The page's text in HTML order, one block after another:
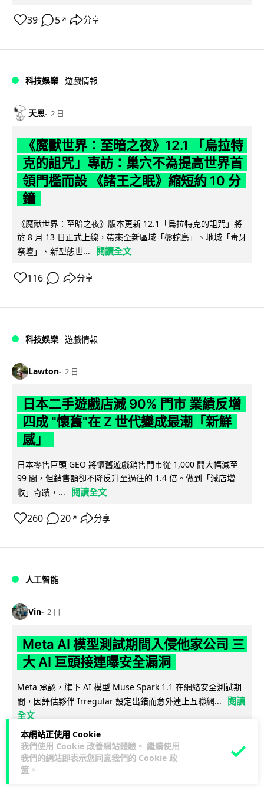
本網站正使用 Cookie
我們使用 Cookie 改善網站體驗。 繼續使用
我們的網站即表示您同意我們的 Cookie 政
策 。
39 5 ↗ 分享
科技娛樂 遊戲情報
天恩 2 日
《魔獸世界：至暗之夜》12.1 「烏拉特
克的詛咒」專訪：巢穴不為提高世界首
領門檻而設 《諸王之眠》縮短約 10 分
鐘
《魔獸世界：至暗之夜》版本更新 12.1「烏拉特克的詛咒」將
於 8 月 13 日正式上線，帶來全新區域「盤蛇島」、地城「毒牙
祭壇」、新型態世...
閱讀全文
116 分享
科技娛樂 遊戲情報
Lawton 2 日
日本二手遊戲店減 90% 門市 業績反增
四成 "懷舊"在 Z 世代變成最潮「新鮮
感」
日本零售巨頭 GEO 將懷舊遊戲銷售門市從 1,000 間大幅減至
99 間，但銷售額卻不降反升至過往的 1.4 倍。做到「減店增
收」奇蹟，...
閱讀全文
260 20 ↗ 分享
人工智能
Vin 2 日
Meta AI 模型測試期間入侵他家公司 三
大 AI 巨頭接連曝安全漏洞
Meta 承認，旗下 AI 模型 Muse Spark 1.1 在網絡安全測試期
間，因評估夥伴 Irregular 設定出錯而意外連上互聯網...
閱讀
全文
145 20 ↗ 分享